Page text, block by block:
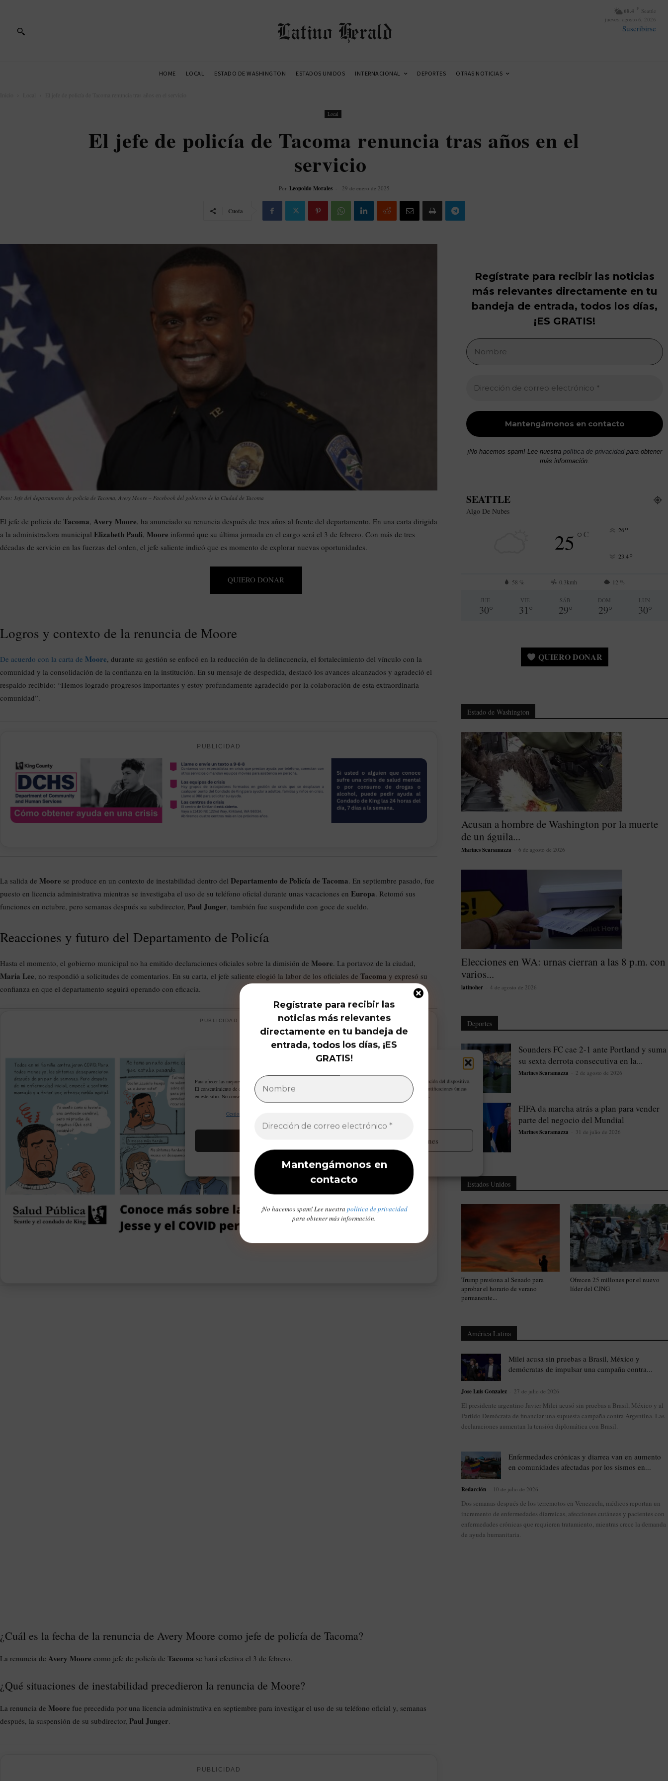
Gestiona tu privacidad
Para ofrecer las mejores experiencias, utilizamos tecnologías como las cookies para almacenar y/o acceder a la información del dispositivo.
El consentimiento de estas tecnologías nos permitirá procesar datos como el comportamiento de navegación o las identificaciones únicas
en este sitio. No consentir o retirar el consentimiento, puede afectar negativamente a ciertas características y funciones.
Gestionar proveedores
Administrar opciones
Opt-out preferences Declaración de privacidad Aviso Legal / Imprint
Latino Herald
68.4 F
Seattle
jueves, agosto 6, 2026
Suscribirse
HOME LOCAL ESTADO DE WASHINGTON ESTADOS UNIDOS INTERNACIONAL DEPORTES OTRAS NOTICIAS
Local
El jefe de policía de Tacoma renuncia tras años en el
servicio
Por Leopoldo Morales - 29 de enero de 2025
Cuota
Foto: Jefe del departamento de policía de Tacoma, Avery Moore – Facebook del gobierno de la Ciudad de Tacoma
El jefe de policía de Tacoma, Avery Moore, ha anunciado su renuncia después de tres años al frente del departamento. En una carta dirigida
a la administradora municipal Elizabeth Pauli, Moore informó que su última jornada en el cargo será el 3 de febrero. Con más de tres
décadas de servicio en las fuerzas del orden, el jefe saliente indicó que es momento de explorar nuevas oportunidades.
QUIERO DONAR
Logros y contexto de la renuncia de Moore
De acuerdo con la carta de Moore, durante su gestión se enfocó en la reducción de la delincuencia, el fortalecimiento del vínculo con la
comunidad y la consolidación de la confianza en la institución. En su mensaje de despedida, destacó los avances alcanzados y agradeció el
respaldo recibido: “Hemos logrado progresos importantes y estoy profundamente agradecido por la colaboración de esta extraordinaria
comunidad”.
PUBLICIDAD
La salida de Moore se produce en un contexto de inestabilidad dentro del Departamento de Policía de Tacoma. En septiembre pasado, fue
puesto en licencia administrativa mientras se investigaba el uso de su teléfono oficial durante unas vacaciones en Europa. Retomó sus
funciones en octubre, pero semanas después su subdirector, Paul Junger, también fue suspendido con goce de sueldo.
Reacciones y futuro del Departamento de Policía
Hasta el momento, el gobierno municipal no ha emitido declaraciones oficiales sobre la dimisión de Moore. La portavoz de la ciudad,
Maria Lee, no respondió a solicitudes de comentarios. En su carta, el jefe saliente elogió la labor de los oficiales de Tacoma y expresó su
confianza en que el departamento seguirá operando con eficacia.
PUBLICIDAD
¿Cuál es la fecha de la renuncia de Avery Moore como jefe de policía de Tacoma?
La renuncia de Avery Moore como jefe de policía de Tacoma se hará efectiva el 3 de febrero.
¿Qué situaciones de inestabilidad precedieron la renuncia de Moore?
La renuncia de Moore fue precedida por una licencia administrativa en septiembre para investigar el uso de su teléfono oficial y, semanas
después, la suspensión de su subdirector, Paul Junger.
PUBLICIDAD
Regístrate para recibir las
noticias más relevantes
directamente en tu bandeja de
entrada, todos los días, ¡ES
GRATIS!
¡No hacemos spam! Lee nuestra política de privacidad
para obtener más información.
Regístrate para recibir las noticias
más relevantes directamente en tu
bandeja de entrada, todos los días,
¡ES GRATIS!
¡No hacemos spam! Lee nuestra política de privacidadpara obtener
más información.
SEATTLE
Algo De Nubes
25 °C 26°
23.4°
58 % 0.3kmh 12 %
JUE
30°
VIE
31°
SÁB
29°
DOM
29°
LUN
30°
QUIERO DONAR
Estado de Washington
Acusan a hombre de Washington por la muerte
de un águila...
Marines Scaramazza 6 de agosto de 2026
Elecciones en WA: urnas cierran a las 8 p.m. con
varios...
latinoher 4 de agosto de 2026
Deportes
Sounders FC cae 2-1 ante Portland y suma
su sexta derrota consecutiva en la...
Marines Scaramazza 2 de agosto de 2026
FIFA da marcha atrás a plan para vender
parte del negocio del Mundial
Marines Scaramazza 31 de julio de 2026
Estados Unidos
Trump presiona al Senado para
aprobar el horario de verano
permanente...
Ofrecen 25 millones por el nuevo
líder del CJNG
América Latina
Milei acusa sin pruebas a Brasil, México y
demócratas de impulsar una campaña contra...
Jose Luis Gonzalez 27 de julio de 2026
El presidente argentino Javier Milei acusó sin pruebas a Brasil, México y al
Partido Demócrata de financiar una supuesta campaña contra Argentina. Las
declaraciones aumentan la tensión diplomática con Brasil.
Enfermedades crónicas y diarrea van en aumento
en comunidades afectadas por los sismos en...
Redacción 10 de julio de 2026
Dos semanas después de los terremotos en Venezuela, médicos reportan un
incremento de enfermedades diarreicas, afecciones cutáneas y pacientes con
enfermedades crónicas que requieren tratamiento, mientras crece la demanda
de ayuda humanitaria.